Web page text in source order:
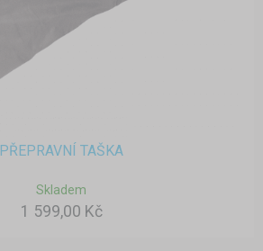
PŘEPRAVNÍ TAŠKA
Skladem
1 599,00 Kč